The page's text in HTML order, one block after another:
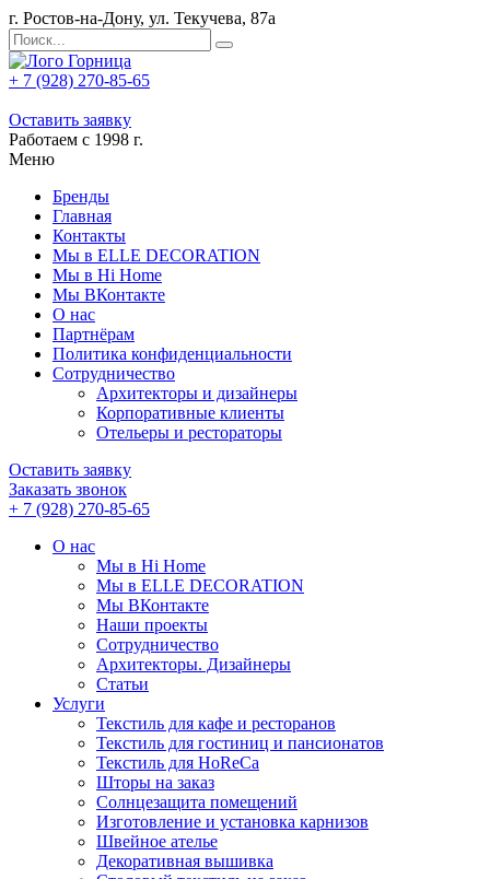
г. Ростов-на-Дону, ул. Текучева, 87а
+ 7 (928) 270-85-65
Оставить заявку
Работаем с 1998 г.
Меню
Бренды
Главная
Контакты
Мы в ELLE DECORATION
Мы в Hi Home
Мы ВКонтакте
О нас
Партнёрам
Политика конфиденциальности
Сотрудничество
Архитекторы и дизайнеры
Корпоративные клиенты
Отельеры и рестораторы
Оставить заявку
Заказать звонок
+ 7 (928) 270-85-65
О нас
Мы в Hi Home
Мы в ELLE DECORATION
Мы ВКонтакте
Наши проекты
Сотрудничество
Архитекторы. Дизайнеры
Статьи
Услуги
Текстиль для кафе и ресторанов
Текстиль для гостиниц и пансионатов
Текстиль для HoReCa
Шторы на заказ
Солнцезащита помещений
Изготовление и установка карнизов
Швейное ателье
Декоративная вышивка